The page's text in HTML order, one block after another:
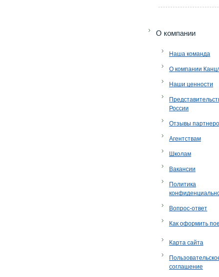
O компании
Наша команда
О компании
Наши ценности
России
Отзывы
Агентствам
Школам
Вакансии
Политика
Вопрос-ответ
Как оформить
Карта сайта
соглашение